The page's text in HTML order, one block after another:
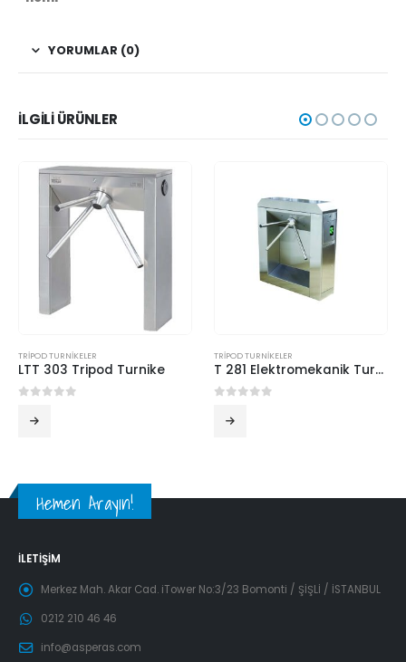
YORUMLAR (0)
İLGILI ÜRÜNLER
TRİPOD TURNİKELER
LTT 303 Tripod Turnike
TRİPOD TURNİKELER
T 281 Elektromekanik Turnike
Hemen Arayın!
İLETIŞIM
Merkez Mah. Akar Cad. iTower No:3/23 Bomonti / ŞİŞLİ / İSTANBUL
0212 210 46 46
info@asperas.com